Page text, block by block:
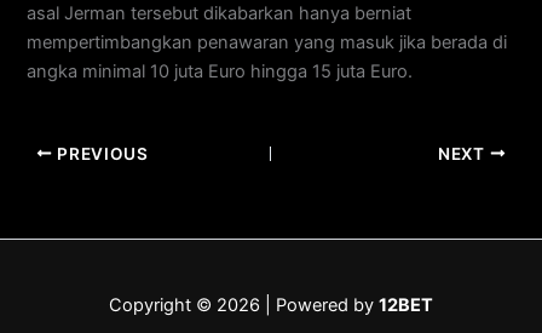
asal Jerman tersebut dikabarkan hanya berniat
mempertimbangkan penawaran yang masuk jika berada di
angka minimal 10 juta Euro hingga 15 juta Euro.
PREVIOUS NEXT
Copyright © 2026 | Powered by 12BET